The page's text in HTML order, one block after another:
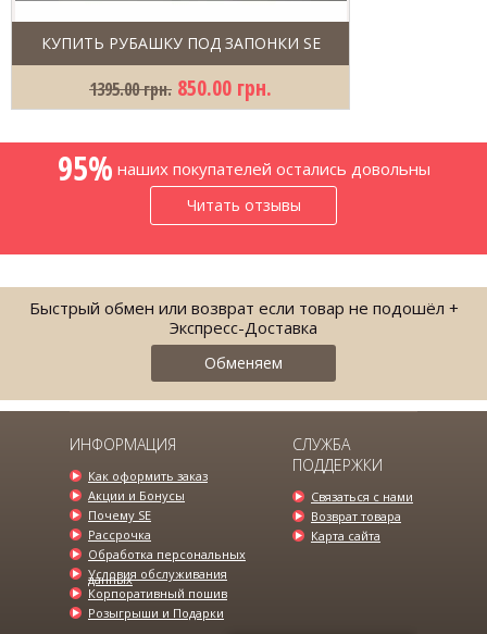
КУПИТЬ РУБАШКУ ПОД ЗАПОНКИ SE
1395.00 грн. 850.00 грн.
95% наших покупателей остались довольны
Читать отзывы
Быстрый обмен или возврат если товар не подошёл +
Экспресс-Доставка
Обменяем
ИНФОРМАЦИЯ
Как оформить заказ
Акции и Бонусы
Почему SE
Рассрочка
Обработка персональных
данных
Условия обслуживания
Корпоративный пошив
Розыгрыши и Подарки
СЛУЖБА
ПОДДЕРЖКИ
Связаться с нами
Возврат товара
Карта сайта